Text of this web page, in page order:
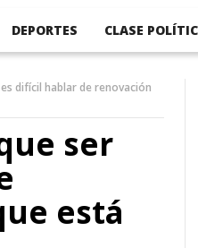
DEPORTES CLASE
difícil hablar de renovación
ser
está